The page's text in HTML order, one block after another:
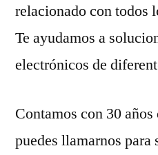
relacionado con todos
Te ayudamos a
electrónicos de
Contamos con 30
puedes llamarnos